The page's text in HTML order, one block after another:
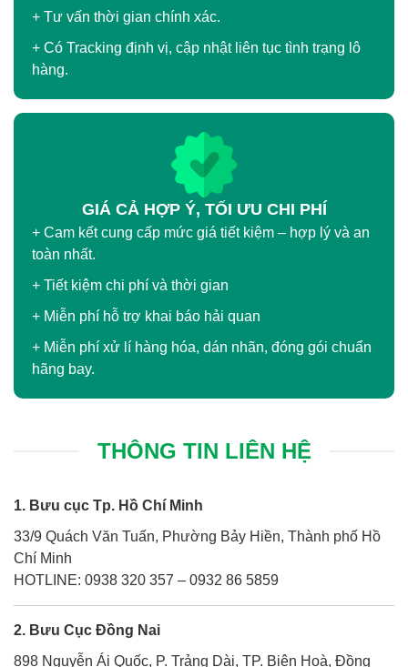
+ Tư vấn thời gian chính xác.
+ Có Tracking định vị, cập nhật liên tục tình trạng lô
hàng.
GIÁ CẢ HỢP Ý, TỐI ƯU CHI PHÍ
+ Cam kết cung cấp mức giá tiết kiệm – hợp lý và an
toàn nhất.
+ Tiết kiệm chi phí và thời gian
+ Miễn phí hỗ trợ khai báo hải quan
+ Miễn phí xử lí hàng hóa, dán nhãn, đóng gói chuẩn
hãng bay.
THÔNG TIN LIÊN HỆ
1. Bưu cục Tp. Hồ Chí Minh
33/9 Quách Văn Tuấn, Phường Bảy Hiền, Thành phố Hồ
Chí Minh
HOTLINE: 0938 320 357 – 0932 86 5859
2. Bưu Cục Đồng Nai
898 Nguyễn Ái Quốc, P. Trảng Dài, TP. Biên Hoà, Đồng